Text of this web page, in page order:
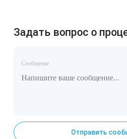
Задать вопрос о
Сообщение
Отправить